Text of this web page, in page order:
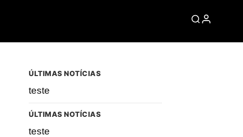
ÚLTIMAS NOTÍCIAS
teste
ÚLTIMAS NOTÍCIAS
teste